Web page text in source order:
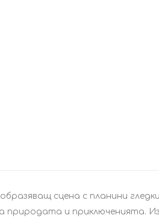
сцена с планини
природата и приключенията.